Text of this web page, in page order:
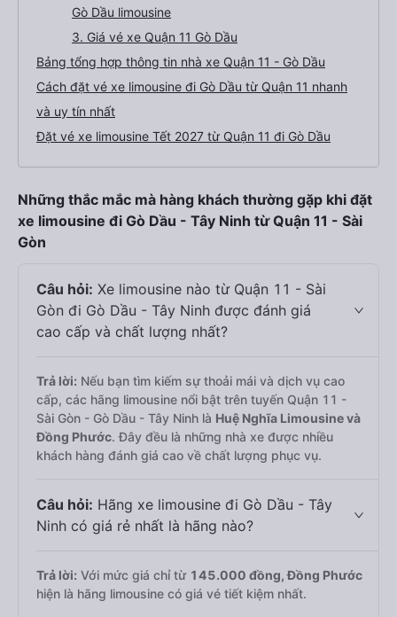
Gò Dầu limousine
3. Giá vé xe Quận 11 Gò Dầu
Bảng tổng hợp thông tin nhà xe Quận 11 - Gò Dầu
Cách đặt vé xe limousine đi Gò Dầu từ Quận 11 nhanh
và uy tín nhất
Đặt vé xe limousine Tết 2027 từ Quận 11 đi Gò Dầu
Những thắc mắc mà hàng khách thường gặp khi đặt
xe limousine đi Gò Dầu - Tây Ninh từ Quận 11 - Sài
Gòn
Câu hỏi: Xe limousine nào từ Quận 11 - Sài
Gòn đi Gò Dầu - Tây Ninh được đánh giá
cao cấp và chất lượng nhất?
Trả lời: Nếu bạn tìm kiếm sự thoải mái và dịch vụ cao
cấp, các hãng limousine nổi bật trên tuyến Quận 11 -
Sài Gòn - Gò Dầu - Tây Ninh là Huệ Nghĩa Limousine và
Đồng Phước. Đây đều là những nhà xe được nhiều
khách hàng đánh giá cao về chất lượng phục vụ.
Câu hỏi: Hãng xe limousine đi Gò Dầu - Tây
Ninh có giá rẻ nhất là hãng nào?
Trả lời: Với mức giá chỉ từ 145.000 đồng, Đồng Phước
hiện là hãng limousine có giá vé tiết kiệm nhất.